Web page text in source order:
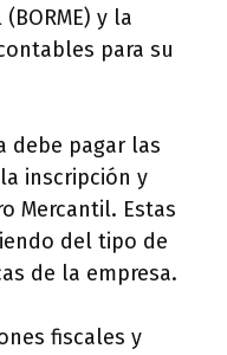
y la
para su
debe pagar las
inscripción y
Mercantil. Estas
del tipo de
de la empresa.
fiscales y